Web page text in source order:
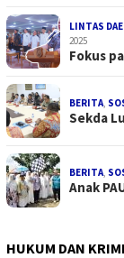
LINTAS
2025
Fokus
BERITA
Sekda
BERITA
Anak
HUKUM DAN